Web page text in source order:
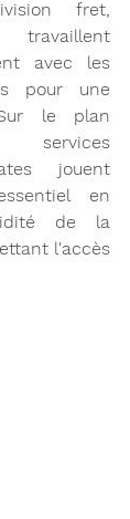
fret,
travaillent
avec les
pour une
le plan
services
jouent
en
de la
l'accès